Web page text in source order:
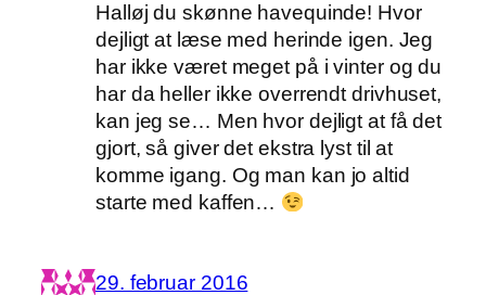
Halløj du skønne havequinde! Hvor
dejligt at læse med herinde igen. Jeg
har ikke været meget på i vinter og du
har da heller ikke overrendt drivhuset,
kan jeg se… Men hvor dejligt at få det
gjort, så giver det ekstra lyst til at
komme igang. Og man kan jo altid
starte med kaffen…
29. februar 2016